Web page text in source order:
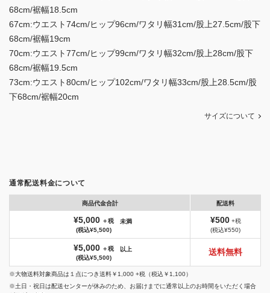
68cm/裾幅18.5cm
67cm:ウエスト74cm/ヒップ96cm/ワタリ幅31cm/股上27.5cm/股下
68cm/裾幅19cm
70cm:ウエスト77cm/ヒップ99cm/ワタリ幅32cm/股上28cm/股下
68cm/裾幅19.5cm
73cm:ウエスト80cm/ヒップ102cm/ワタリ幅33cm/股上28.5cm/股
下68cm/裾幅20cm
サイズについて
通常配送料金について
商品代金合計 配送料
¥5,000 ＋税
(税込¥5,500)
未満 ¥500+税
(税込¥550)
¥5,000 ＋税
(税込¥5,500)
以上 送料無料
※大物送料対象商品は１点につき送料￥1,000 +税（税込￥1,100）
※土日・祝日は配送センターが休みのため、お届けまでに通常以上のお時間をいただく場合